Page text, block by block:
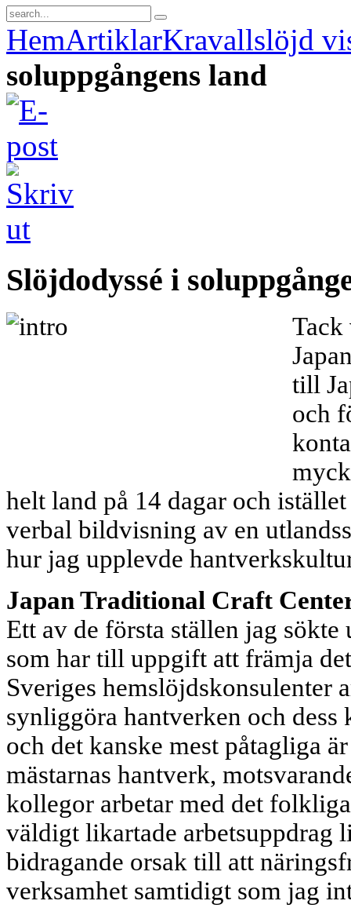
HemArtiklarKravallslöjd
soluppgångens land
Slöjdodyssé i
Tack
till
och
helt land på 14 dagar och
verbal bildvisning av en
hur jag upplevde
Japan Traditional Craft
Ett av de första ställen jag
som har till uppgift att främja
Sveriges hemslöjdskonsulenter
synliggöra hantverken och
och det kanske mest påtagliga
mästarnas hantverk,
kollegor arbetar med det
väldigt likartade arbetsuppdrag
bidragande orsak till att
verksamhet samtidigt som jag